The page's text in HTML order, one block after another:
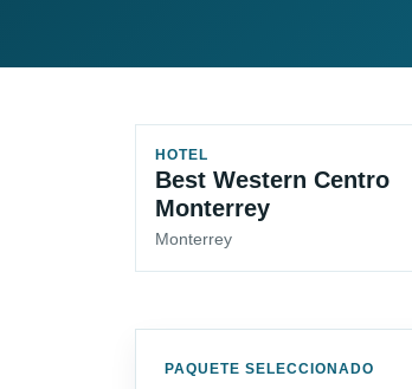
HOTEL
Best Western Centro
Monterrey
Monterrey
PAQUETE SELECCIONADO